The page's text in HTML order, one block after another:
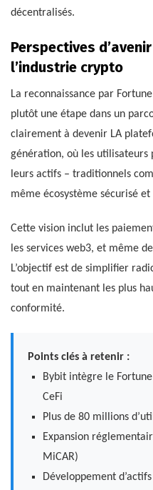
décentralisés.
Perspectives
l’industrie crypto
La reconnaissance par
plutôt une étape dans un
clairement à devenir LA
génération, où les utilisateurs
leurs actifs – traditionnels
même écosystème sécurisé
Cette vision inclut les
les services web3, et même
L’objectif est de simplifier
tout en maintenant les plus
conformité.
Points clés à retenir :
Bybit intègre le
CeFi
Plus de 80 millions
Expansion
MiCAR)
Développement